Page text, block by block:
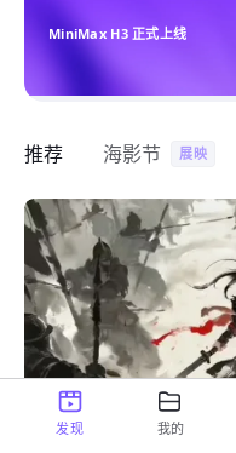
MiniMax H3 正式上线
推荐 海影节 展映
发现 我的